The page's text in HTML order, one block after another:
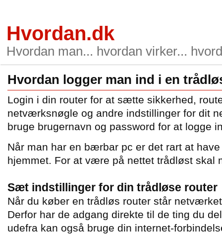
Hvordan.dk
Hvordan man... hvordan virker...
Hvordan logger man ind i en
Login i din router for at sætte sikkerhed,
netværksnøgle og andre indstillinger for dit
bruge brugernavn og password for at logge
Når man har en bærbar pc er det rart at
hjemmet. For at være på nettet trådløst skal
Sæt indstillinger for din trådløse router
Når du køber en trådløs router står
Derfor har de adgang direkte til de ting du
udefra kan også bruge din internet-